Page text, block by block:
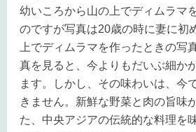
幼いころから山の上でディムラマ
のですが写真は20歳の時に妻に初
上でディムラマを作ったときの写
真を見ると、今よりもだいぶ細か
ます。しかし、その味わいは、今
きません。新鮮な野菜と肉の旨味
た、中央アジアの伝統的な料理を